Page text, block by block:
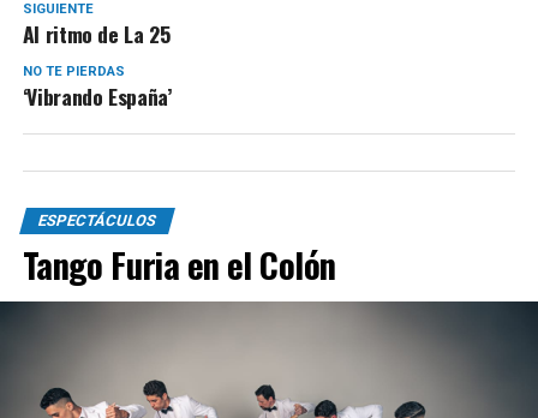
SIGUIENTE
Al ritmo de La 25
NO TE PIERDAS
‘Vibrando España’
ESPECTÁCULOS
Tango Furia en el Colón